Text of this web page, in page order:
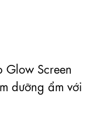
Glow Screen
dưỡng ẩm với